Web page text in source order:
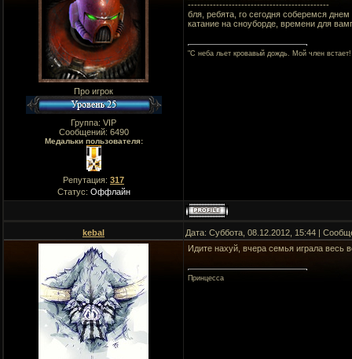
Про игрок
Группа: VIP
Сообщений: 6490
Медальки пользователя:
Репутация: 317
Статус: Оффлайн
---------------------------------------------
бля, ребята, го сегодня соберемся
катание на сноуборде, времени для
"C неба льет кровавый дождь. Мой член
kebal Дата: Суббота, 08.12.2012, 15:44 |
Идите нахуй, вчера семья играла весь
Принцесса